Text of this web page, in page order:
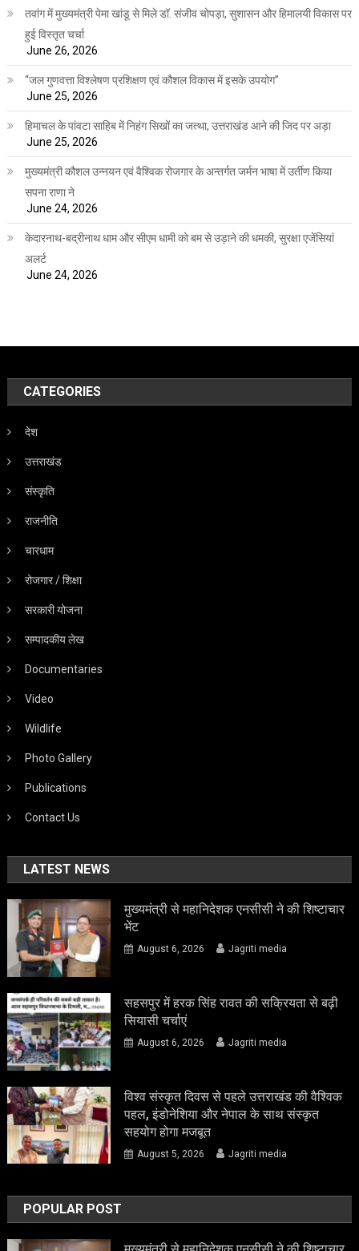
तवांग में मुख्यमंत्री पेमा खांडू से मिले डॉ. संजीव चोपड़ा, सुशासन और हिमालयी विकास पर
हुई विस्तृत चर्चा
June 26, 2026
“जल गुणवत्ता विश्लेषण प्रशिक्षण एवं कौशल विकास में इसके उपयोग”
June 25, 2026
हिमाचल के पांवटा साहिब में निहंग सिखों का जत्था, उत्तराखंड आने की जिद पर अड़ा
June 25, 2026
मुख्यमंत्री कौशल उन्नयन एवं वैश्विक रोजगार के अन्तर्गत जर्मन भाषा में उर्तीण किया
सपना राणा ने
June 24, 2026
केदारनाथ-बद्रीनाथ धाम और सीएम धामी को बम से उड़ाने की धमकी, सुरक्षा एजेंसियां
अलर्ट
June 24, 2026
CATEGORIES
देश
उत्तराखंड
संस्कृति
राजनीति
चारधाम
रोजगार / शिक्षा
सरकारी योजना
सम्पादकीय लेख
Documentaries
Video
Wildlife
Photo Gallery
Publications
Contact Us
LATEST NEWS
मुख्यमंत्री से महानिदेशक एनसीसी ने की शिष्टाचार
भेंट
August 6, 2026 Jagriti media
सहसपुर में हरक सिंह रावत की सक्रियता से बढ़ी
सियासी चर्चाएं
August 6, 2026 Jagriti media
विश्व संस्कृत दिवस से पहले उत्तराखंड की वैश्विक
पहल, इंडोनेशिया और नेपाल के साथ संस्कृत
सहयोग होगा मजबूत
August 5, 2026 Jagriti media
POPULAR POST